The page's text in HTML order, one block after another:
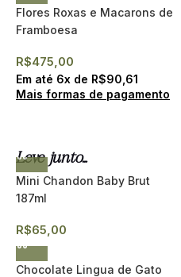
Flores Roxas e Macarons de
Framboesa
R$475,00
Em até 6x de R$90,61
Mais formas de pagamento
Leve junto...
Mini Chandon Baby Brut
187ml
R$65,00
Chocolate Lingua de Gato